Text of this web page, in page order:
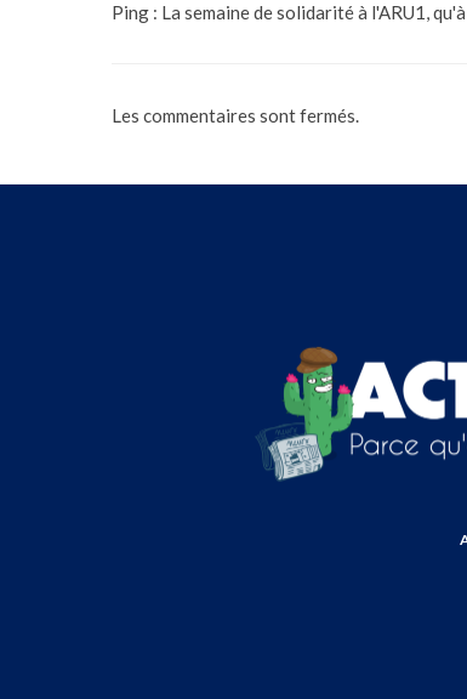
Ping : La semaine de solidarité à l'ARU1,
Les commentaires sont fermés.